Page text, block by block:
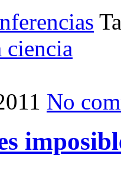
ciencia
No